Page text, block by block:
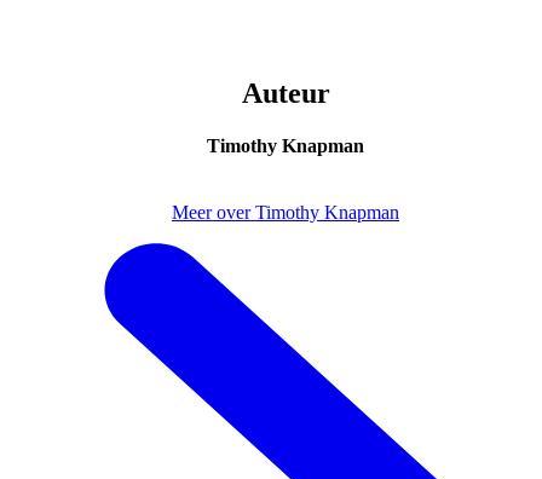
Auteur
Timothy Knapman
Meer over Timothy Knapman